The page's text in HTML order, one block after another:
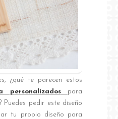
¿qué te parecen estos
personalizados
para
Puedes pedir este diseño
tu propio diseño para